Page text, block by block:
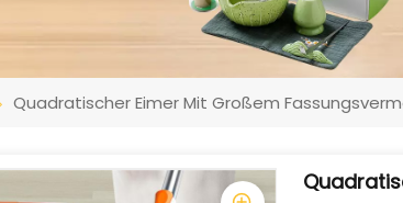
Quadratischer Eimer Mit Großem